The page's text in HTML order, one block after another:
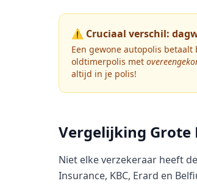
⚠️ Cruciaal verschil:
Een gewone autopolis
oldtimerpolis met
altijd in je polis!
Vergelijking Grote
Niet elke verzekeraar heeft
Insurance, KBC, Erard en